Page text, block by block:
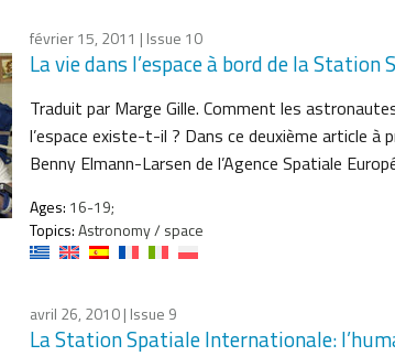
février 15, 2011 | Issue 10
La vie dans l’espace à bord de la
Traduit par Marge Gille. Comment les
l’espace existe-t-il ? Dans ce deuxième article à
Benny Elmann-Larsen de l’Agence Spatiale
Ages: 16-19;
Topics:Astronomy / space
avril 26, 2010| Issue 9
La Station Spatiale Internationale: